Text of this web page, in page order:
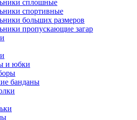
сплошные
спортивные
больших размеров
пропускающие загар
и юбки
банданы